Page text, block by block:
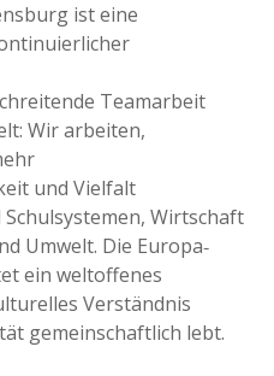
ist eine
Teamarbeit
Wir arbeiten,
und Vielfalt
Wirtschaft
Umwelt. Die Europa‐
ein weltoffenes
Verständnis
gemeinschaftlich lebt.